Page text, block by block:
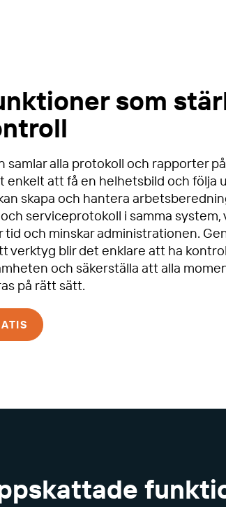
som
samlar alla protokoll och rapporter
enkelt att få en helhetsbild och följa
skapa och hantera
serviceprotokoll i samma system,
tid och minskar administrationen.
verktyg blir det enklare att ha
och säkerställa att alla
på rätt sätt.